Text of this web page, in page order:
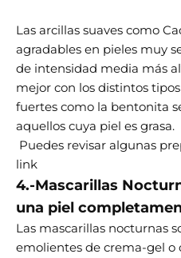
Las arcillas suaves como
agradables en pieles muy
de intensidad media más
mejor con los distintos
fuertes como la bentonita
aquellos cuya piel es grasa.
Puedes revisar algunas
link
4.-Mascarillas
una piel
Las mascarillas nocturnas
emolientes de crema-gel o